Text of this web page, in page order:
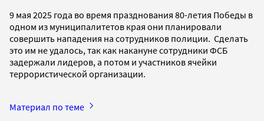
9 мая 2025 года во время празднования 80-летия Победы в
одном из муниципалитетов края они планировали
совершить нападения на сотрудников полиции. Сделать
это им не удалось, так как накануне сотрудники ФСБ
задержали лидеров, а потом и участников ячейки
террористической организации.
Материал по теме